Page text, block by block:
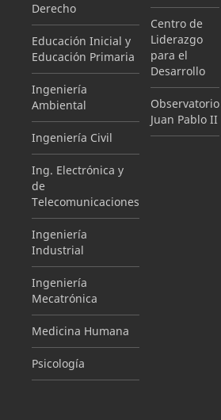
Derecho
Educación Inicial y
Educación Primaria
Ingeniería
Ambiental
Ingeniería Civil
Ing. Electrónica y
de
Telecomunicaciones
Ingeniería
Industrial
Ingeniería
Mecatrónica
Medicina Humana
Psicología
Centro de
Liderazgo
para el
Desarrollo
Observatorio
Juan Pablo II